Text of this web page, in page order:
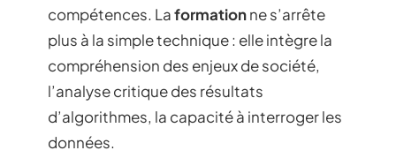
compétences. Laformationne s’arrête
plus à la simple technique : elle intègre la
compréhension des enjeux de société,
l’analyse critique des résultats
d’algorithmes, la capacité à interroger les
données.